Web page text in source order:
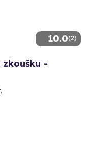
10.0(2)
zkoušku -